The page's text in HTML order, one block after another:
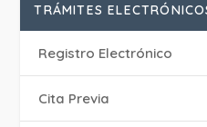
TRÁMITES
Registro Electrónico
Cita Previa